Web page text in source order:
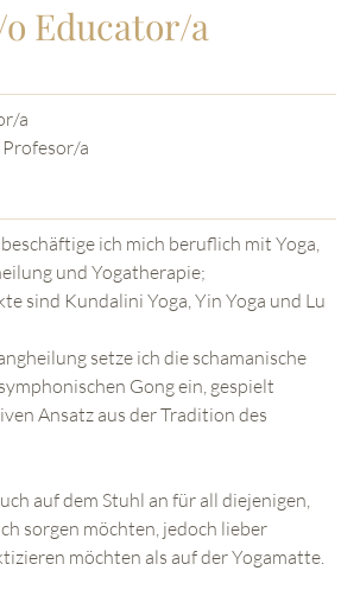
Educator/a
a
a
ich mich beruflich mit Yoga,
und Yogatherapie;
sind Kundalini Yoga, Yin Yoga und Lu
setze ich die schamanische
Gong ein, gespielt
Ansatz aus der Tradition des
auf dem Stuhl an für all diejenigen,
sorgen möchten, jedoch lieber
möchten als auf der Yogamatte.